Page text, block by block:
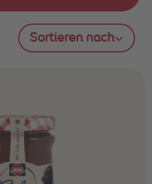
Sortieren nach